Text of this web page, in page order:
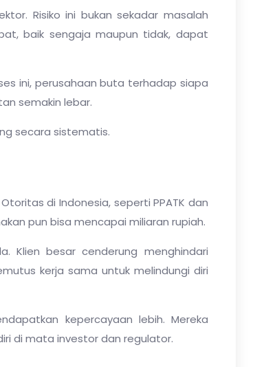
Risiko ini bukan sekadar masalah
baik sengaja maupun tidak, dapat
ini, perusahaan buta terhadap siapa
semakin lebar.
secara sistematis.
di Indonesia, seperti PPATK dan
pun bisa mencapai miliaran rupiah.
Klien besar cenderung menghindari
kerja sama untuk melindungi diri
kepercayaan lebih. Mereka
di mata investor dan regulator.